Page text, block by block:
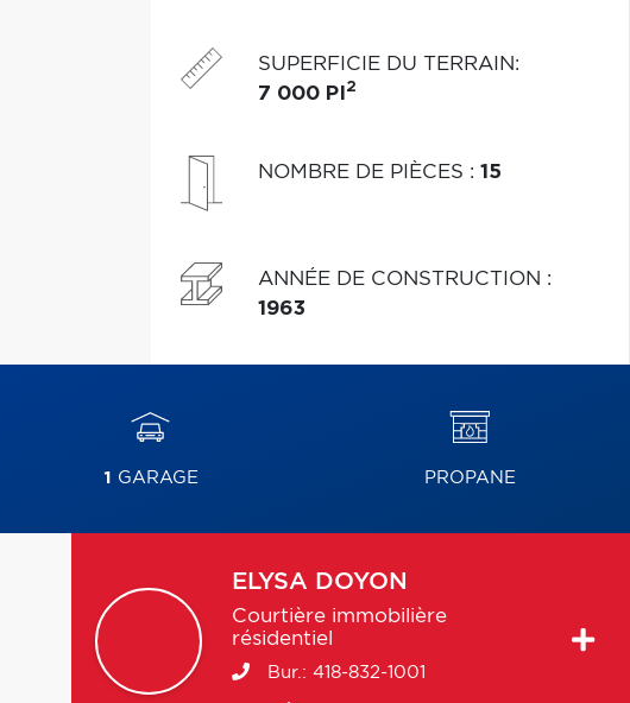
maintenant !
SUPERFICIE DU TERRAIN:
7 000 PI 2
NOMBRE DE PIÈCES : 15
ANNÉE DE CONSTRUCTION :
1963
1 GARAGE PROPANE
ELYSA DOYON
Courtière immobilière
résidentiel
Bur.: 418-832-1001